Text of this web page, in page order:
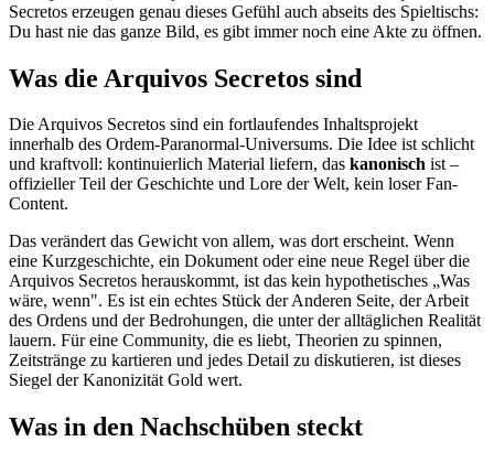
Secretos erzeugen genau dieses Gefühl auch abseits des Spieltischs:
Du hast nie das ganze Bild, es gibt immer noch eine Akte zu öffnen.
Was die Arquivos Secretos sind
Die Arquivos Secretos sind ein fortlaufendes Inhaltsprojekt
innerhalb des Ordem-Paranormal-Universums. Die Idee ist schlicht
und kraftvoll: kontinuierlich Material liefern, das kanonisch ist –
offizieller Teil der Geschichte und Lore der Welt, kein loser Fan-
Content.
Das verändert das Gewicht von allem, was dort erscheint. Wenn
eine Kurzgeschichte, ein Dokument oder eine neue Regel über die
Arquivos Secretos herauskommt, ist das kein hypothetisches „Was
wäre, wenn". Es ist ein echtes Stück der Anderen Seite, der Arbeit
des Ordens und der Bedrohungen, die unter der alltäglichen Realität
lauern. Für eine Community, die es liebt, Theorien zu spinnen,
Zeitstränge zu kartieren und jedes Detail zu diskutieren, ist dieses
Siegel der Kanonizität Gold wert.
Was in den Nachschüben steckt